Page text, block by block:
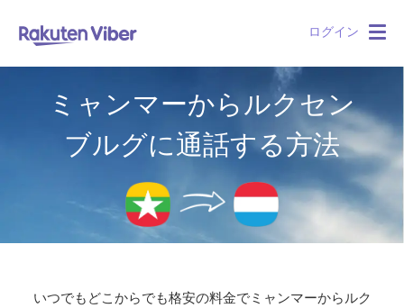
ログイン
ミャンマーからルクセン
ブルグに通話する方法
いつでもどこからでも格安の料金でミャンマーからルク